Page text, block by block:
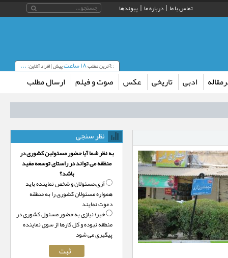
تماس با ما درباره ما پیوندها
::آخرین مطلب۱۸ ساعت پیش | افراد آنلاین:...
ادبی تاریخی عکس صوت و فیلم ارسال مطلب
نظر سنجی
به نظر شما آیا حضور مسئولین کشوری در
منظقه می تواند در راستای توسعه مفید
باشد؟
آری،‌مسئولان و شخص نماینده باید
همواره مسئولان کشوری را به منطقه
دعوت نمایند
خیر؛‌ نیازی به حضور مسئول کشوری در
منطقه نبوده و کل کارها از سوی نماینده
پیگیری می شود